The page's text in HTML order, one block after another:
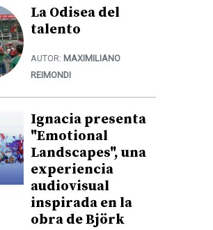
La Odisea del
talento
AUTOR: MAXIMILIANO
REIMONDI
Ignacia presenta
"Emotional
Landscapes", una
experiencia
audiovisual
inspirada en la
obra de Björk